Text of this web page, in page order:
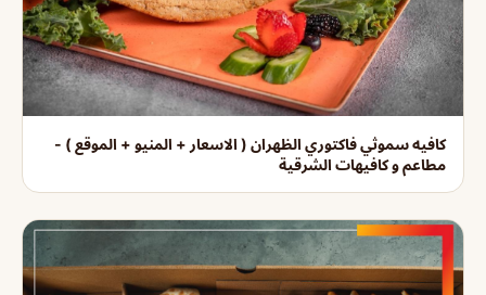
كافيه سموثي فاكتوري الظهران ( الاسعار + المنيو + الموقع ) -
مطاعم و كافيهات الشرقية